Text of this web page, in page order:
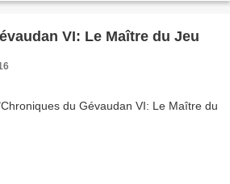
VI: Le Maître du Jeu